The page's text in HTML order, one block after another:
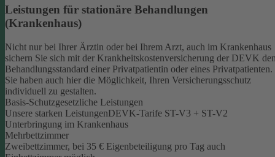
Leistungen für stationäre Behandlungen
(Krankenhaus)
Nicht nur bei Ihrer Ärztin oder bei Ihrem Arzt, auch im Krankenhaus
sichern Sie sich mit der Krankheitskostenversicherung der DEVK
Behandlungsstandard einer Privatpatientin oder eines Privatpatienten.
Sie haben auch hier die Möglichkeit, Ihren Versicherungsschutz
individuell zu gestalten.
Basis-Schutzgesetzliche Leistungen
Unsere starken LeistungenDEVK-Tarife ST-V3 + ST-V2
Unterbringung im Krankenhaus
Mehrbettzimmer
Zweibettzimmer, bei 35 € Eigenbeteiligung pro Tag auch